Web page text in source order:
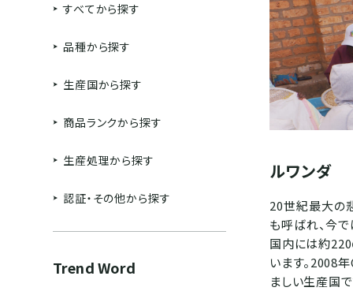
すべてから探す
品種から探す
生産国から探す
商品ランクから探す
生産処理から探す
認証・その他から探す
Trend Word
ルワンダ
20世紀最大の
も呼ばれ、今
国内には約220
います。2008
ましい生産国で